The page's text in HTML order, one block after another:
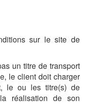
sur le site de
un titre de transport
le client doit charger
le ou les titre(s) de
réalisation de son